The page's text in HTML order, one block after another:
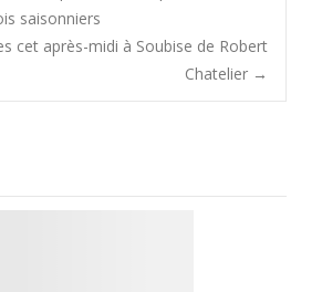
saisonniers
cet après-midi à Soubise de Robert
Chatelier →